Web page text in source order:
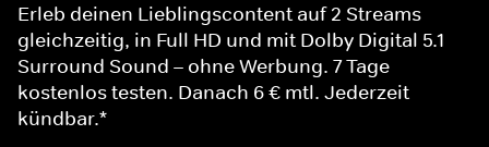
Erleb deinen Lieblingscontent auf 2 Streams
gleichzeitig, in Full HD und mit Dolby Digital 5.1
Surround Sound – ohne Werbung. 7 Tage
kostenlos testen. Danach 6 € mtl. Jederzeit
kündbar.*